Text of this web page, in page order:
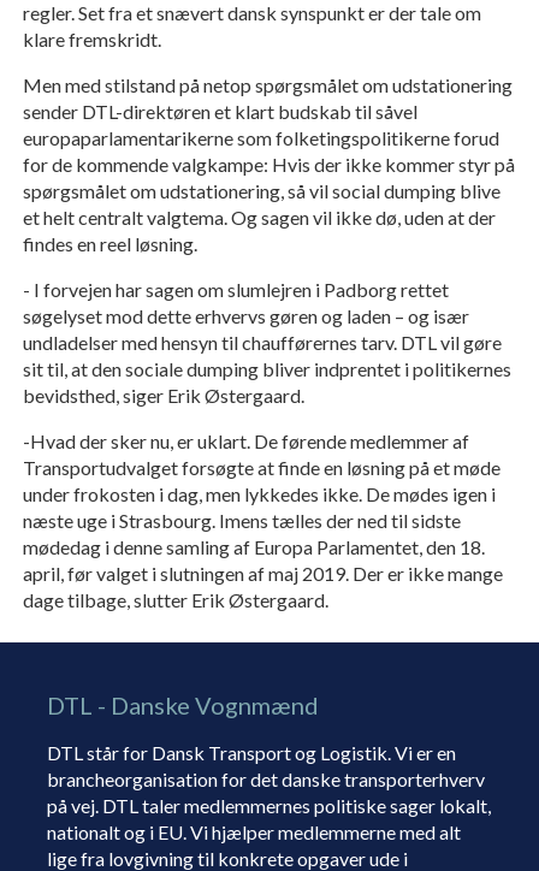
regler. Set fra et snævert dansk synspunkt er der tale om
klare fremskridt.
Men med stilstand på netop spørgsmålet om udstationering
sender DTL-direktøren et klart budskab til såvel
europaparlamentarikerne som folketingspolitikerne forud
for de kommende valgkampe: Hvis der ikke kommer styr på
spørgsmålet om udstationering, så vil social dumping blive
et helt centralt valgtema. Og sagen vil ikke dø, uden at der
findes en reel løsning.
- I forvejen har sagen om slumlejren i Padborg rettet
søgelyset mod dette erhvervs gøren og laden – og især
undladelser med hensyn til chaufførernes tarv. DTL vil gøre
sit til, at den sociale dumping bliver indprentet i politikernes
bevidsthed, siger Erik Østergaard.
-Hvad der sker nu, er uklart. De førende medlemmer af
Transportudvalget forsøgte at finde en løsning på et møde
under frokosten i dag, men lykkedes ikke. De mødes igen i
næste uge i Strasbourg. Imens tælles der ned til sidste
mødedag i denne samling af Europa Parlamentet, den 18.
april, før valget i slutningen af maj 2019. Der er ikke mange
dage tilbage, slutter Erik Østergaard.
DTL - Danske Vognmænd
DTL står for Dansk Transport og Logistik. Vi er en
brancheorganisation for det danske transporterhverv
på vej. DTL taler medlemmernes politiske sager lokalt,
nationalt og i EU. Vi hjælper medlemmerne med alt
lige fra lovgivning til konkrete opgaver ude i